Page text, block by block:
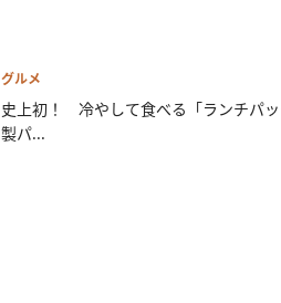
グルメ
史上初！ 冷やして食べる「ランチパ
製パ...